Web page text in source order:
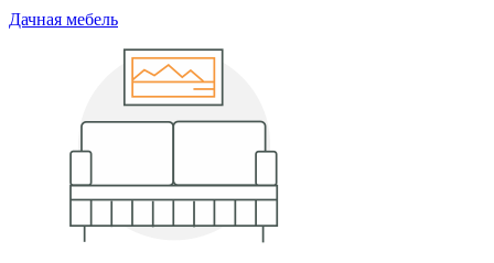
Дачная мебель